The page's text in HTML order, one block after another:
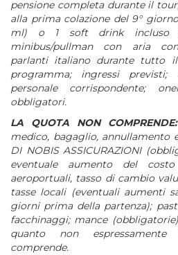
pensione completa durante il
alla prima colazione del 9°
ml)
o 1 soft drink incluso
minibus/pullman
con aria
parlanti italiano durante tutto il
programma; ingressi previsti;
personale
corrispondente; o
obbligatori.
LA
QUOTA NON COMPRENDE:
medico, bagaglio, annullamento
DI NOBIS ASSICURAZIONI
eventuale aumento del costo
aeroportuali, tasso di cambio
tasse locali (eventuali aumenti
giorni prima della partenza);p
facchinaggi; mance
quanto
non espressamente
comprende.